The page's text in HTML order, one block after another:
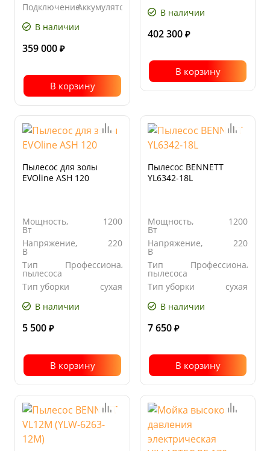
ПодключениеАккумуляторная
В наличии
359 000 ₽
В корзину
В наличии
402 300 ₽
В корзину
Пылесос для золы
EVOline ASH 120
Мощность,
Вт
1200
Напряжение,
В
220
Тип
пылесоса
Профессиональный
Тип уборки
сухая
В наличии
5 500 ₽
В корзину
Пылесос BENNETT
YL6342-18L
Мощность,
Вт
1200
Напряжение,
В
220
Тип
пылесоса
Тип уборки
сухая
В наличии
7 650 ₽
В корзину